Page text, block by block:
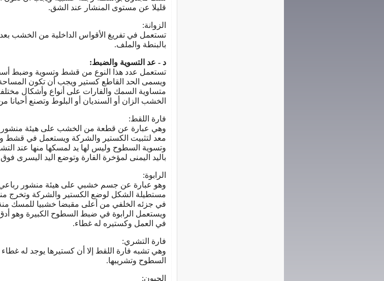
قليلا عن مستوى المنشار عند الشق.
الزوانة:
تستعمل في تفريغ الأقواس الداخلية من الخشب
بالبنطة والملف.
د - عد التسوية والضبط:
تستعمل عدد هذا النوع من قشط وتسوية وضبط
ويسمى الحد القاطع كستير ويجب أن تكون
متساوية السمك والفارات على أنواع وأشكال
الخشب الزان أو السنديان أو البلوط وتصنع أحيانا
فارة اللقط:
وهي عبارة عن قطعة من الخشب على هيئة منشور
معد لتثبيت الكستير والشركة ويستعمل في قشط
وتسوية السطوح وليس لها يد لمسكها منها عند
باليد اليمنى لمؤخرة الفارة وتوضع اليد اليسرى فوق
الرابوة:
وهو عبارة عن جسم خشبي على هيئة منشور
مستطيلة الشكل لوضع الكستير والشركة وتخرج
في جزئه الخلفي من أعلى مقبضا خشبيا للمسك
ويستعمل الرابوة في ضبط السطوح الكبيرة وهو
في العمل وكستيره له غطاء.
فارة التشري:
وهي تشبه فارة اللقط إلا أن كستيرها يوجد له
السطوح وتشريبها.
الجيون: